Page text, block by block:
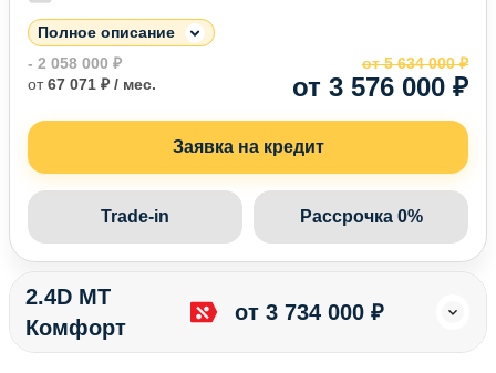
Полное описание
- 2 058 000 ₽
от67 071 ₽ / мес. от 3 576 000 ₽
от 5 634 000 ₽
Заявка на кредит
Trade-in Рассрочка 0%
2.4D MT
Комфорт
от 3 734 000 ₽